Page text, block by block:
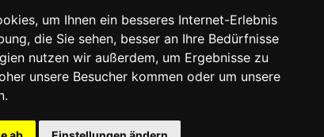
um Ihnen ein besseres Internet-Erlebnis
die Sie sehen, besser an Ihre Bedürfnisse
nutzen wir außerdem, um Ergebnisse zu
unsere Besucher kommen oder um unsere
Dalmatien